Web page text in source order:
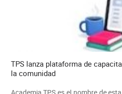
TPS lanza plataforma de
la comunidad